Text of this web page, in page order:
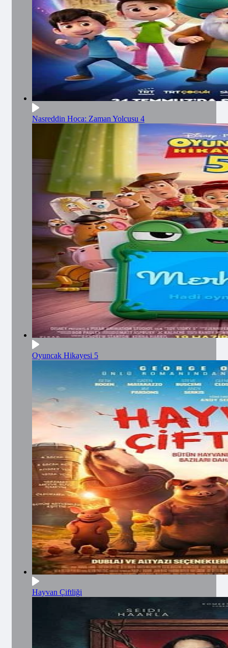
Nasreddin Hoca: Zaman Yolcusu 4
Oyuncak Hikayesi 5
Hayvan Çiftliği